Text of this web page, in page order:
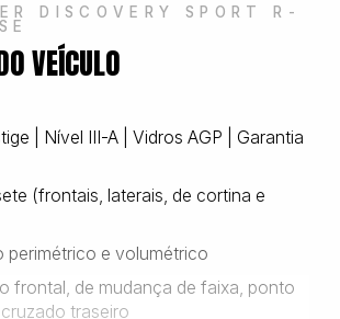
DISCOVERY SPORT R-
VEÍCULO
| Nível III-A | Vidros AGP | Garantia
(frontais, laterais, de cortina e
perimétrico e volumétrico
frontal, de mudança de faixa, ponto
traseiro